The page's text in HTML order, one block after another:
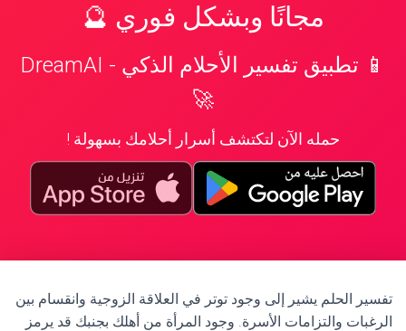
مجانًا وبشكل فوري 🔮
📱 تطبيق تفسير الأحلام الذكي - DreamAI
🚀
حمله الآن لتكتشف أسرار أحلامك بسهولة !
تفسير الحلم يشير إلى وجود توتر في العلاقة الزوجية وانقسام بين
الرغبات والتزامات الأسرة. وجود المرأة من أهلك بجنبك قد يرمز